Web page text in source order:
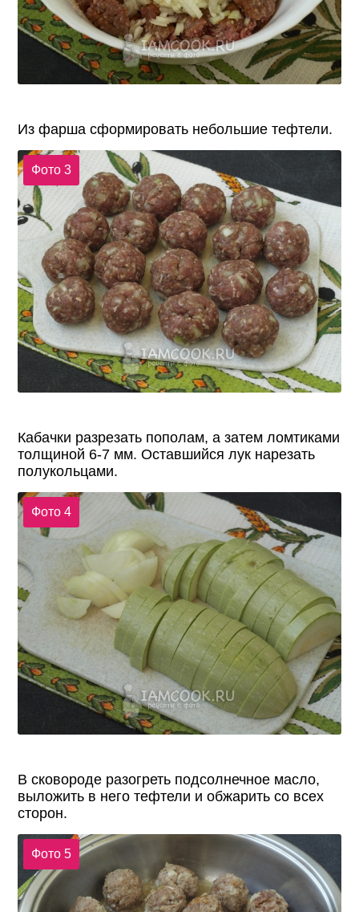
Из фарша сформировать небольшие тефтели.
Фото 3
Кабачки разрезать пополам, а затем ломтиками
толщиной 6-7 мм. Оставшийся лук нарезать
полукольцами.
Фото 4
В сковороде разогреть подсолнечное масло,
выложить в него тефтели и обжарить со всех
сторон.
Фото 5